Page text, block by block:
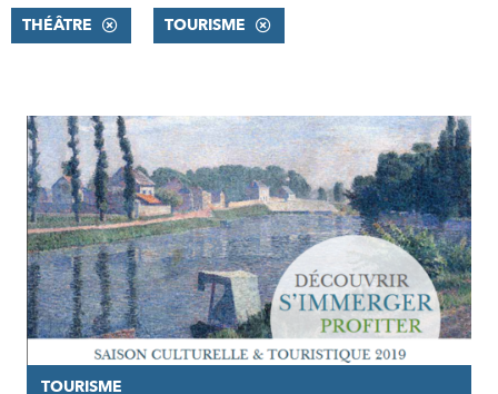
THÉÂTRE TOURISME
RÉSULTATS
TOURISME